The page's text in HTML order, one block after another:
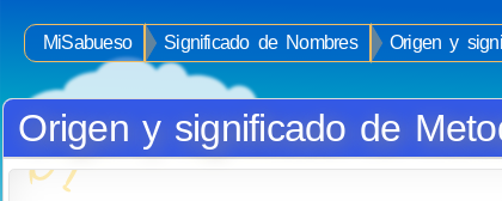
MiSabueso Significado de Nombres
Origen y
Origen y significado de